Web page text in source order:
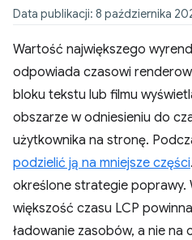
Data publikacji: 8 października
Wartość największego
odpowiada czasowi
bloku tekstu lub filmu
obszarze w odniesieniu do
użytkownika na stronę.
podzielić ją na mniejsze części
określone strategie poprawy.
większość czasu LCP
ładowanie zasobów, a nie na